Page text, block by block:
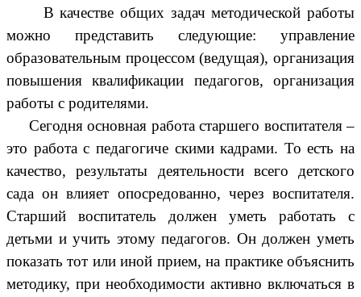
В качестве общих задач методической работы
можно представить следующие: управление
образовательным процессом (ведущая), организация
повышения квалификации педагогов, организация
работы с родителями.
Сегодня основная работа старшего воспитателя –
это работа с педагогиче скими кадрами. То есть на
качество, результаты деятельности всего детского
сада он влияет опосредованно, через воспитателя.
Старший воспитатель должен уметь работать с
детьми и учить этому педагогов. Он должен уметь
показать тот или иной прием, на практике объяснить
методику, при необходимости активно включаться в